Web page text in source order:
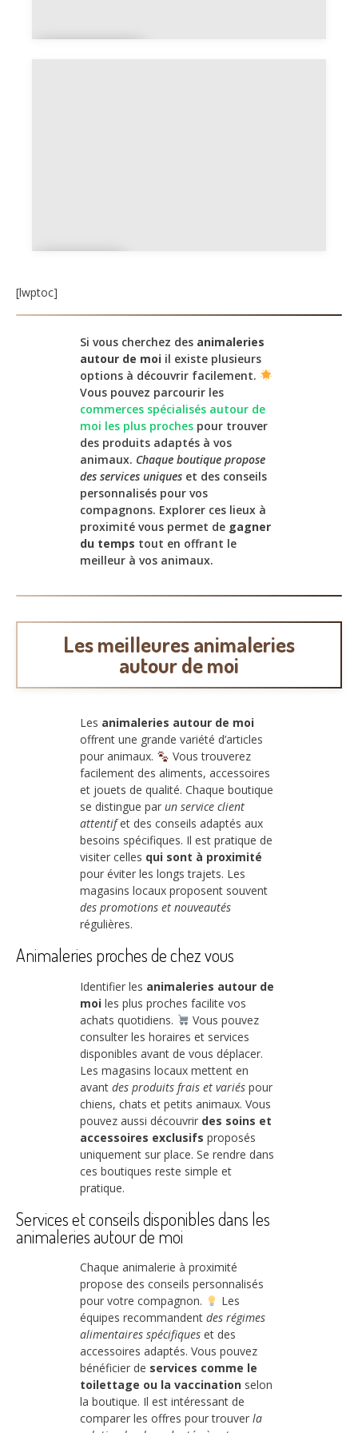
[lwptoc]
Si vous cherchez des animaleries
autour de moi il existe plusieurs
options à découvrir facilement.
Vous pouvez parcourir les
commerces spécialisés autour de
moi les plus proches pour trouver
des produits adaptés à vos
animaux. Chaque boutique propose
des services uniques et des conseils
personnalisés pour vos
compagnons. Explorer ces lieux à
proximité vous permet de gagner
du temps tout en offrant le
meilleur à vos animaux.
Les meilleures animaleries
autour de moi
Les animaleries autour de moi
offrent une grande variété d’articles
pour animaux.
Vous trouverez
facilement des aliments, accessoires
et jouets de qualité. Chaque boutique
se distingue par un service client
attentifet des conseils adaptés aux
besoins spécifiques. Il est pratique de
visiter celles qui sont à proximité
pour éviter les longs trajets. Les
magasins locaux proposent souvent
des promotions et nouveautés
régulières.
Animaleries proches de chez vous
Identifier les animaleries autour de
moi les plus proches facilite vos
achats quotidiens.
Vous pouvez
consulter les horaires et services
disponibles avant de vous déplacer.
Les magasins locaux mettent en
avant des produits frais et variés pour
chiens, chats et petits animaux. Vous
pouvez aussi découvrir des soins et
accessoires exclusifs proposés
uniquement sur place. Se rendre dans
ces boutiques reste simple et
pratique.
Services et conseils disponibles dans les
animaleries autour de moi
Chaque animalerie à proximité
propose des conseils personnalisés
pour votre compagnon.
Les
équipes recommandent des régimes
alimentaires spécifiques et des
accessoires adaptés. Vous pouvez
bénéficier de services comme le
toilettage ou la vaccination selon
la boutique. Il est intéressant de
comparer les offres pour trouver la